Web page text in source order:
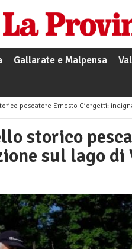
Gallarate e Malpensa
pescatore Ernesto Giorgetti:
storico
sul lago di